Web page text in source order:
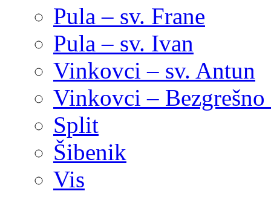
Pula – sv. Frane
Pula – sv. Ivan
Vinkovci – sv. Antun
Vinkovci –
Split
Šibenik
Vis